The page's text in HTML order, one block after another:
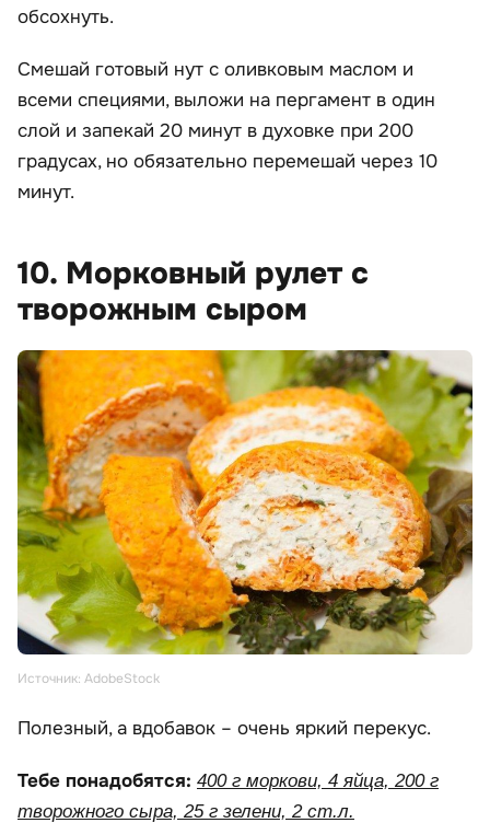
обсохнуть.
Смешай готовый нут с оливковым маслом и
всеми специями, выложи на пергамент в один
слой и запекай 20 минут в духовке при 200
градусах, но обязательно перемешай через 10
минут.
10. Морковный рулет с
творожным сыром
Источник: AdobeStock
Полезный, а вдобавок – очень яркий перекус.
Тебе понадобятся: 400 г моркови, 4 яйца, 200 г
творожного сыра, 25 г зелени, 2 ст.л.